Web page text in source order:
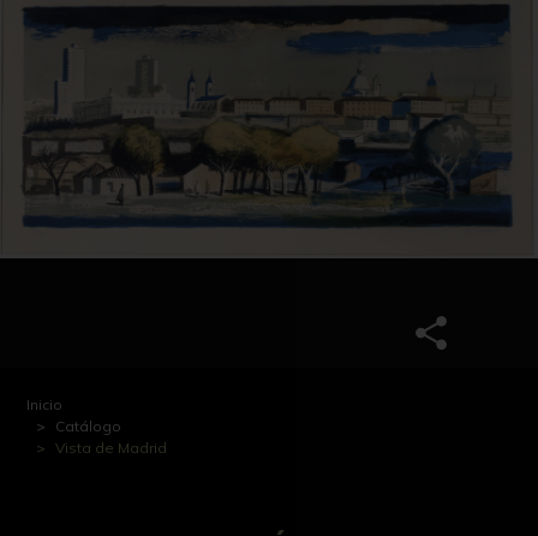
Inicio
Catálogo
Vista de Madrid